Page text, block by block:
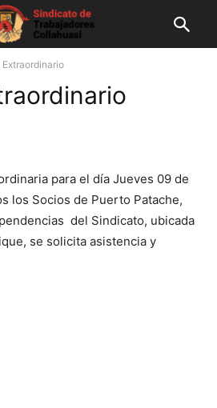
Extraordinario
para el día Jueves 09 de
los Socios de Puerto Patache,
del Sindicato, ubicada
se solicita asistencia y